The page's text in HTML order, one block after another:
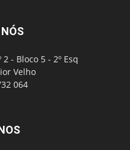
- Bloco 5 - 2º Esq
Velho
064